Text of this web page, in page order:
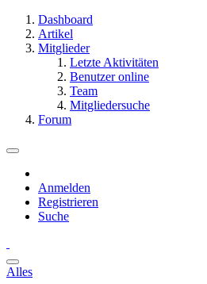
Dashboard
Artikel
Mitglieder
Letzte Aktivitäten
Benutzer online
Team
Mitgliedersuche
Forum
Anmelden
Registrieren
Suche
Alles